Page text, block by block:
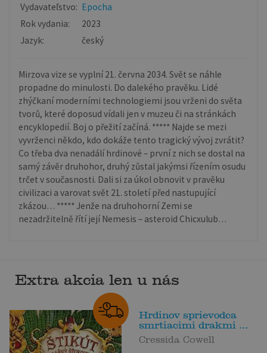
Vydavateľstvo: Epocha
Rok vydania:
2023
Jazyk:
český
Mirzova vize se vyplní 21. června 2034. Svět se náhle
propadne do minulosti. Do dalekého pravěku. Lidé
zhýčkaní moderními technologiemi jsou vrženi do světa
tvorů, které doposud vídali jen v muzeu či na stránkách
encyklopedií. Boj o přežití začíná. ***** Najde se mezi
vyvrženci někdo, kdo dokáže tento tragický vývoj zvrátit?
Co třeba dva nenadálí hrdinové – první z nich se dostal na
samý závěr druhohor, druhý zůstal jakýmsi řízením osudu
trčet v současnosti. Dali si za úkol obnovit v pravěku
civilizaci a varovat svět 21. století před nastupující
zkázou… ***** Jenže na druhohorní Zemi se
nezadržitelně řítí její Nemesis – asteroid Chicxulub…
Extra akcia len u nás
Hrdinov sprievodca
smrtiacimi drakmi ...
Cressida Cowell